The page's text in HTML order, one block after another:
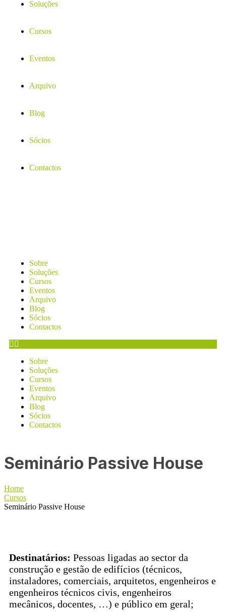
Soluções
Cursos
Eventos
Arquivo
Blog
Sócios
Contactos
Sobre
Soluções
Cursos
Eventos
Arquivo
Blog
Sócios
Contactos
Sobre
Soluções
Cursos
Eventos
Arquivo
Blog
Sócios
Contactos
Seminário Passive House
Home
Cursos
Seminário Passive House
Destinatários: Pessoas ligadas ao sector da
construção e gestão de edifícios (técnicos,
instaladores, comerciais, arquitetos, engenheiros e
engenheiros técnicos civis, engenheiros
mecânicos, docentes, …) e público em geral;